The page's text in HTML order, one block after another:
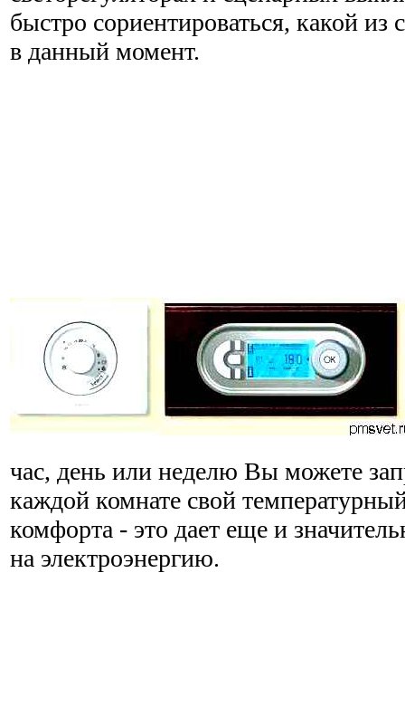
быстро сориентироваться, какой из
в данный момент.
час, день или неделю Вы можете
каждой комнате свой
комфорта - это дает еще и
на электроэнергию.